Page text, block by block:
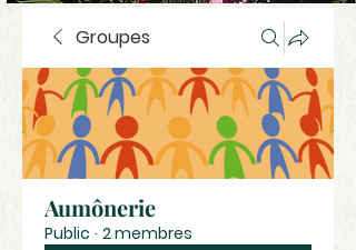
Groupes
Aumônerie
Public · 2 membres